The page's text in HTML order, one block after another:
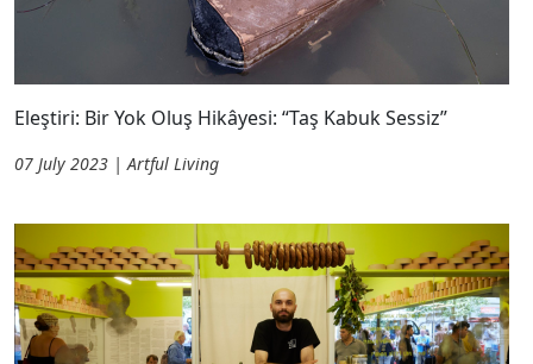
Eleştiri: Bir Yok Oluş Hikâyesi: “Taş Kabuk Sessiz”
07 July 2023 | Artful Living